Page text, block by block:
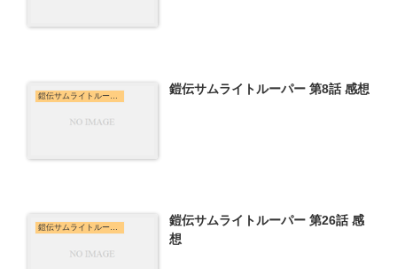
鎧伝サムライトルーパー 鎧伝サムライトルーパー 第8話 感想
鎧伝サムライトルーパー
鎧伝サムライトルーパー 第26話 感
想